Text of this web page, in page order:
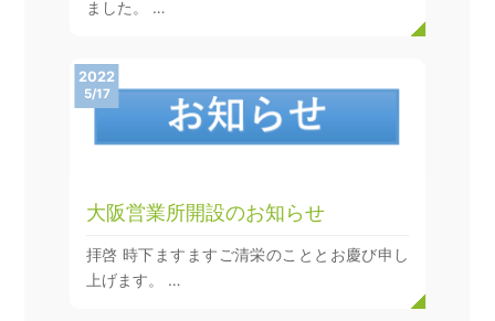
ました。 …
2022
5/17
大阪営業所開設のお知らせ
拝啓 時下ますますご清栄のこととお慶び申し
上げます。 …